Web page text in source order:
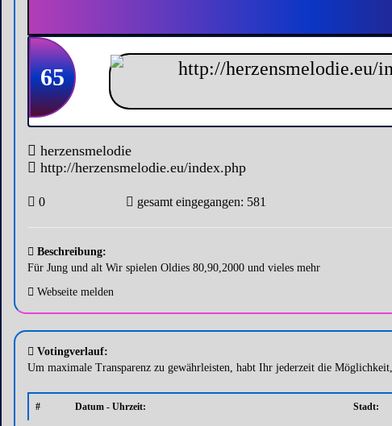
65
herzensmelodie
http://herzensmelodie.eu/index.php
0 gesamt eingegangen: 581
Beschreibung:
Für Jung und alt Wir spielen Oldies 80,90,2000 und vieles mehr
Webseite melden
Votingverlauf:
Um maximale Transparenz zu gewährleisten, habt Ihr jederzeit die
# Datum - Uhrzeit: Stadt: